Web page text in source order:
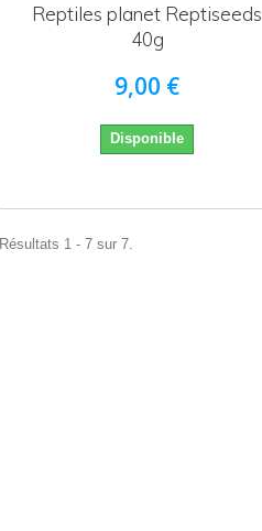
Reptiles planet Reptiseeds
40g
9,00 €
Disponible
Résultats 1 - 7 sur 7.